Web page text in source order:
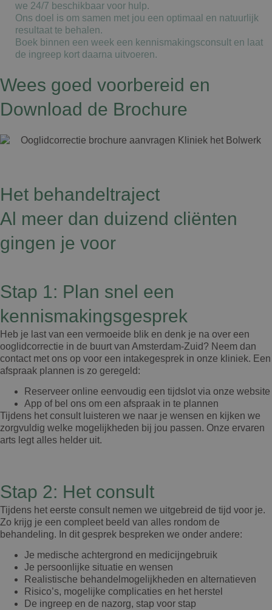
we 24/7 beschikbaar voor hulp.
Ons doel is om samen met jou een optimaal en natuurlijk
resultaat te behalen.
Boek binnen een week een kennismakingsconsult en laat
de ingreep kort daarna uitvoeren.
Wees goed voorbereid en
Download de Brochure
Het behandeltraject
Al meer dan duizend cliënten
gingen je voor
Stap 1: Plan snel een
kennismakingsgesprek
Heb je last van een vermoeide blik en denk je na over een
ooglidcorrectie in de buurt van Amsterdam-Zuid? Neem dan
contact met ons op voor een intakegesprek in onze kliniek. Een
afspraak plannen is zo geregeld:
Reserveer online eenvoudig een tijdslot via onze website
App of bel ons om een afspraak in te plannen
Tijdens het consult luisteren we naar je wensen en kijken we
zorgvuldig welke mogelijkheden bij jou passen. Onze ervaren
arts legt alles helder uit.
Stap 2: Het consult
Tijdens het eerste consult nemen we uitgebreid de tijd voor je.
Zo krijg je een compleet beeld van alles rondom de
behandeling. In dit gesprek bespreken we onder andere:
Je medische achtergrond en medicijngebruik
Je persoonlijke situatie en wensen
Realistische behandelmogelijkheden en alternatieven
Risico’s, mogelijke complicaties en het herstel
De ingreep en de nazorg, stap voor stap